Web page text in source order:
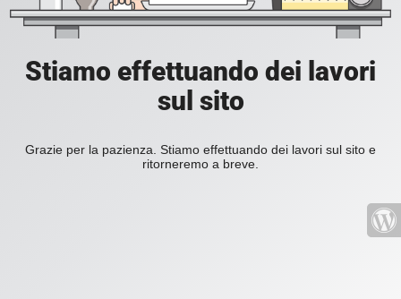
Stiamo effettuando dei lavori
sul sito
Grazie per la pazienza. Stiamo effettuando dei lavori sul sito e
ritorneremo a breve.